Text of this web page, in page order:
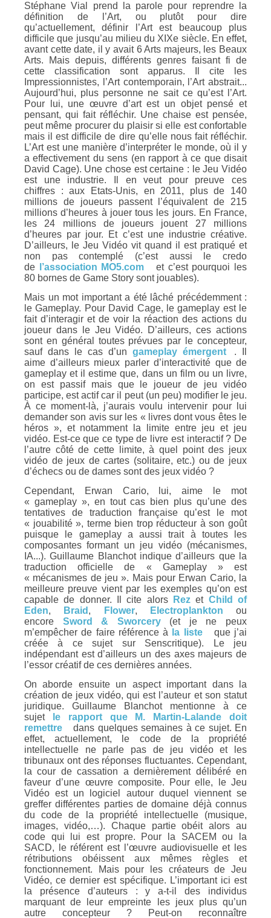
Stéphane Vial prend la parole pour reprendre la
définition de l’Art, ou plutôt pour dire
qu’actuellement, définir l’Art est beaucoup plus
difficile que jusqu’au milieu du XIXe siècle. En effet,
avant cette date, il y avait 6 Arts majeurs, les Beaux
Arts. Mais depuis, différents genres faisant fi de
cette classification sont apparus. Il cite les
Impressionnistes, l’Art contemporain, l’Art abstrait...
Aujourd’hui, plus personne ne sait ce qu’est l’Art.
Pour lui, une œuvre d’art est un objet pensé et
pensant, qui fait réfléchir. Une chaise est pensée,
peut même procurer du plaisir si elle est confortable
mais il est difficile de dire qu’elle nous fait réfléchir.
L’Art est une manière d’interpréter le monde, où il y
a effectivement du sens (en rapport à ce que disait
David Cage). Une chose est certaine : le Jeu Vidéo
est une industrie. Il en veut pour preuve ces
chiffres : aux Etats-Unis, en 2011, plus de 140
millions de joueurs passent l’équivalent de 215
millions d’heures à jouer tous les jours. En France,
les 24 millions de joueurs jouent 27 millions
d’heures par jour. Et c’est une industrie créative.
D’ailleurs, le Jeu Vidéo vit quand il est pratiqué et
non pas contemplé (c’est aussi le credo
de
l’association MO5.com
et c’est pourquoi les
80 bornes de Game Story sont jouables).
Mais un mot important a été lâché précédemment :
le Gameplay. Pour David Cage, le gameplay est le
fait d’interagir et de voir la réaction des actions du
joueur dans le Jeu Vidéo. D’ailleurs, ces actions
sont en général toutes prévues par le concepteur,
sauf dans le cas d’un gameplay émergent
. Il
aime d’ailleurs mieux parler d’interactivité que de
gameplay et il estime que, dans un film ou un livre,
on est passif mais que le joueur de jeu vidéo
participe, est actif car il peut (un peu) modifier le jeu.
À ce moment-là, j’aurais voulu intervenir pour lui
demander son avis sur les « livres dont vous êtes le
héros », et notamment la limite entre jeu et jeu
vidéo. Est-ce que ce type de livre est interactif ? De
l’autre côté de cette limite, à quel point des jeux
vidéo de jeux de cartes (solitaire, etc.) ou de jeux
d’échecs ou de dames sont des jeux vidéo ?
Cependant, Erwan Cario, lui, aime le mot
« gameplay », en tout cas bien plus qu’une des
tentatives de traduction française qu’est le mot
« jouabilité », terme bien trop réducteur à son goût
puisque le gameplay a aussi trait à toutes les
composantes formant un jeu vidéo (mécanismes,
IA...). Guillaume Blanchot indique d’ailleurs que la
traduction officielle de « Gameplay » est
« mécanismes de jeu ». Mais pour Erwan Cario, la
meilleure preuve vient par les exemples qu’on est
capable de donner. Il cite alors
Rez et Child of
Eden, Braid , Flower, Electroplankton ou
encore Sword & Sworcery(et je ne peux
m’empêcher de faire référence à
la liste
que j’ai
créée à ce sujet sur Senscritique). Le jeu
indépendant est d’ailleurs un des axes majeurs de
l’essor créatif de ces dernières années.
On aborde ensuite un aspect important dans la
création de jeux vidéo, qui est l’auteur et son statut
juridique. Guillaume Blanchot mentionne à ce
sujet
le rapport que M. Martin-Lalande doit
remettre
dans quelques semaines à ce sujet. En
effet, actuellement, le code de la propriété
intellectuelle ne parle pas de jeu vidéo et les
tribunaux ont des réponses fluctuantes. Cependant,
la cour de cassation a dernièrement délibéré en
faveur d’une œuvre composite. Pour elle, le Jeu
Vidéo est un logiciel autour duquel viennent se
greffer différentes parties de domaine déjà connus
du code de la propriété intellectuelle (musique,
images, vidéo,…). Chaque partie obéit alors au
code qui lui est propre. Pour la SACEM ou la
SACD, le référent est l’œuvre audiovisuelle et les
rétributions obéissent aux mêmes règles et
fonctionnement. Mais pour les créateurs de Jeu
Vidéo, ce dernier est spécifique. L’important ici est
la présence d’auteurs : y a-t-il des individus
marquant de leur empreinte les jeux plus qu’un
autre concepteur ? Peut-on reconnaître